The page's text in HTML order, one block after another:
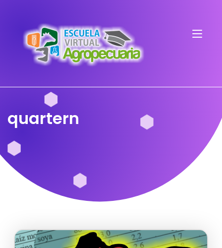
quartern